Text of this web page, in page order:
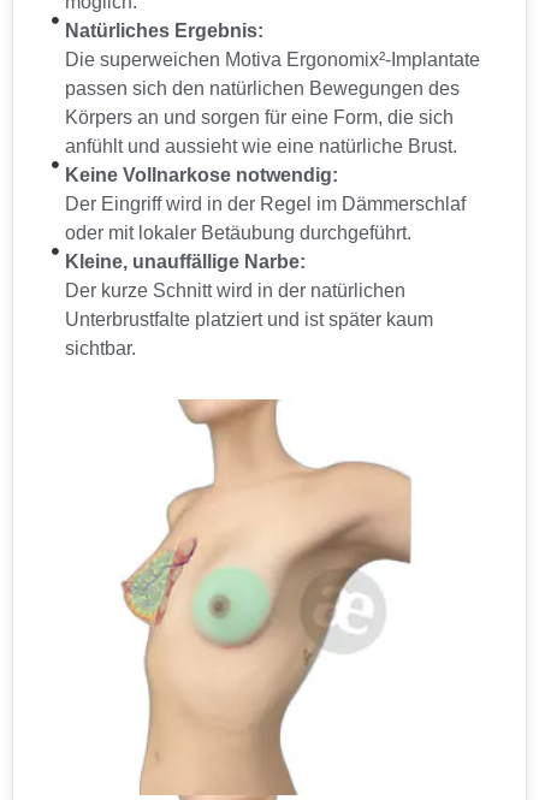
Natürliches Ergebnis:
Die superweichen Motiva Ergonomix²-Implantate
passen sich den natürlichen Bewegungen des
Körpers an und sorgen für eine Form, die sich
anfühlt und aussieht wie eine natürliche Brust.
Keine Vollnarkose notwendig:
Der Eingriff wird in der Regel im Dämmerschlaf
oder mit lokaler Betäubung durchgeführt.
Kleine, unauffällige Narbe:
Der kurze Schnitt wird in der natürlichen
Unterbrustfalte platziert und ist später kaum
sichtbar.